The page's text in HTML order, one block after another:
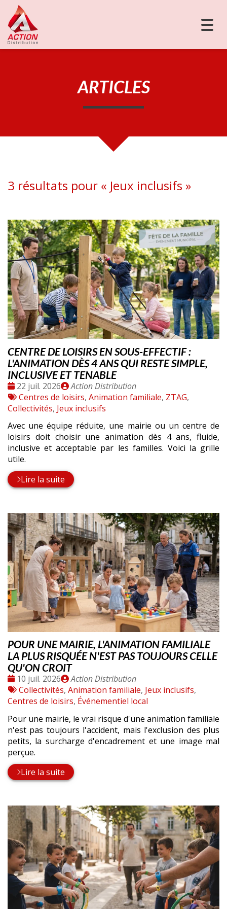
ARTICLES
3 résultats pour « Jeux inclusifs »
CENTRE DE LOISIRS EN SOUS-EFFECTIF :
L'ANIMATION DÈS 4 ANS QUI RESTE SIMPLE,
INCLUSIVE ET TENABLE
Date
:
22 juil. 2026
Publié
par
Action Distribution
Tags
:
Centres de loisirs, Animation familiale, ZTAG,
Collectivités, Jeux inclusifs
Avec une équipe réduite, une mairie ou un centre de
loisirs doit choisir une animation dès 4 ans, fluide,
inclusive et acceptable par les familles. Voici la grille
utile.
Lire la suite
POUR UNE MAIRIE, L'ANIMATION FAMILIALE
LA PLUS RISQUÉE N'EST PAS TOUJOURS CELLE
QU'ON CROIT
Date
:
10 juil. 2026
Publié
par
Action Distribution
Tags
:
Collectivités, Animation familiale, Jeux inclusifs,
Centres de loisirs, Événementiel local
Pour une mairie, le vrai risque d'une animation familiale
n'est pas toujours l'accident, mais l'exclusion des plus
petits, la surcharge d'encadrement et une image mal
perçue.
Lire la suite